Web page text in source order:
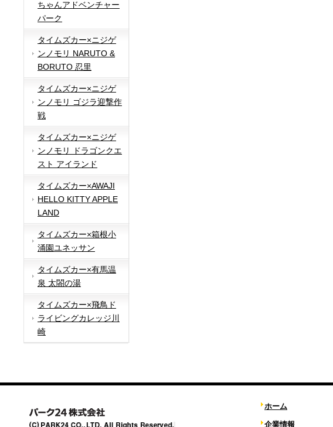
ちゃんアドベンチャー
パーク
タイムズカー×ニジゲ
ンノモリ NARUTO &
BORUTO 忍里
タイムズカー×ニジゲ
ンノモリ ゴジラ迎撃作
戦
タイムズカー×ニジゲ
ンノモリ ドラゴンクエ
スト アイランド
タイムズカー×AWAJI
HELLO KITTY APPLE
LAND
タイムズカー×箱根小
涌園ユネッサン
タイムズカー×有馬温
泉 太閤の湯
タイムズカー×飛鳥ド
ライビングカレッジ川
崎
ホーム
企業情報